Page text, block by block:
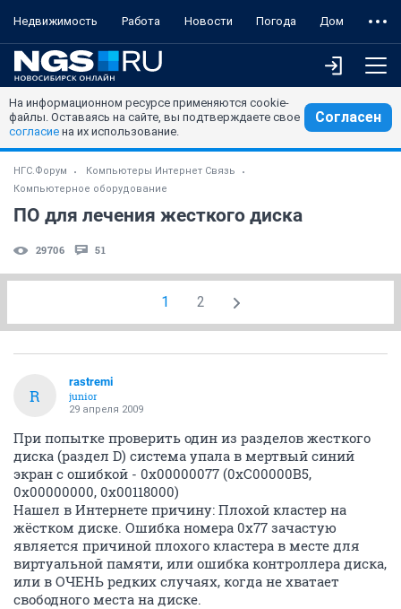
Недвижимость Работа Новости Погода Дом
На информационном ресурсе применяются cookie-
файлы. Оставаясь на сайте, вы подтверждаете свое
согласие на их использование.
Согласен
НГС.Форум
Компьютеры Интернет Связь
Компьютерное оборудование
ПО для лечения жесткого диска
29706 51
1 2
R
rastremi
junior
29 апреля 2009
При попытке проверить один из разделов жесткого
диска (раздел D) система упала в мертвый синий
экран с ошибкой - 0x00000077 (0xC00000B5,
0x00000000, 0x00118000)
Нашел в Интернете причину: Плохой кластер на
жёстком диске. Ошибка номера 0x77 зачастую
является причиной плохого кластера в месте для
виртуальной памяти, или ошибка контроллера диска,
или в ОЧЕНЬ редких случаях, когда не хватает
свободного места на диске.